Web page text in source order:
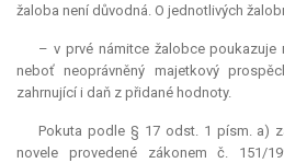
žaloba není důvodná. O jednotlivých
– v prvé námitce žalobce poukazuje
neboť neoprávněný majetkový
zahrnující i daň z přidané hodnoty.
Pokuta podle § 17 odst. 1 písm. a)
novele provedené zákonem č. 151/